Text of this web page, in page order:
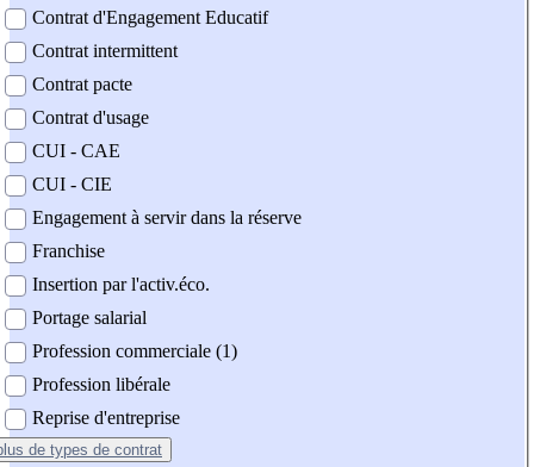
Contrat d'Engagement Educatif
Contrat intermittent
Contrat pacte
Contrat d'usage
CUI - CAE
CUI - CIE
Engagement à servir dans la réserve
Franchise
Insertion par l'activ.éco.
Portage salarial
Profession commerciale (1)
Profession libérale
Reprise d'entreprise
de types de contrat